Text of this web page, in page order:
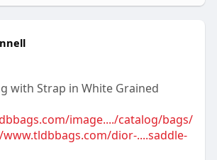
with Strap in White Grained
image..../catalog/bags/
dior-....saddle-